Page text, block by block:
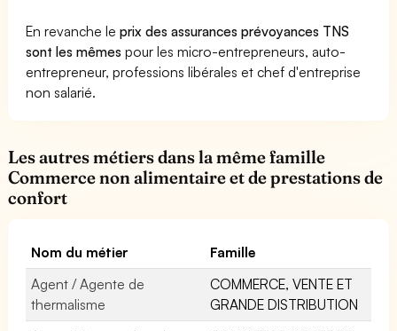
En revanche leprix des assurances prévoyances TNS
sont les mêmes pour les micro-entrepreneurs, auto-
entrepreneur, professions libérales et chef d'entreprise
non salarié.
Les autres métiers dans la même famille
Commerce non alimentaire et de prestations de
confort
Nom du métier
Famille
Agent / Agente de
thermalisme
COMMERCE, VENTE ET
GRANDE DISTRIBUTION